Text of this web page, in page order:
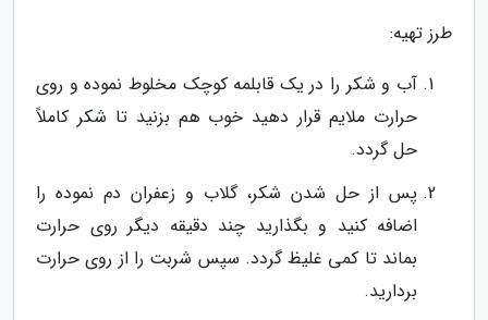
طرز تهیه:
آب و شکر را در یک قابلمه کوچک مخلوط نموده و روی
حرارت ملایم قرار دهید خوب هم بزنید تا شکر کاملاً
حل گردد.
پس از حل شدن شکر، گلاب و زعفران دم نموده را
اضافه کنید و بگذارید چند دقیقه دیگر روی حرارت
بماند تا کمی غلیظ گردد. سپس شربت را از روی حرارت
بردارید.